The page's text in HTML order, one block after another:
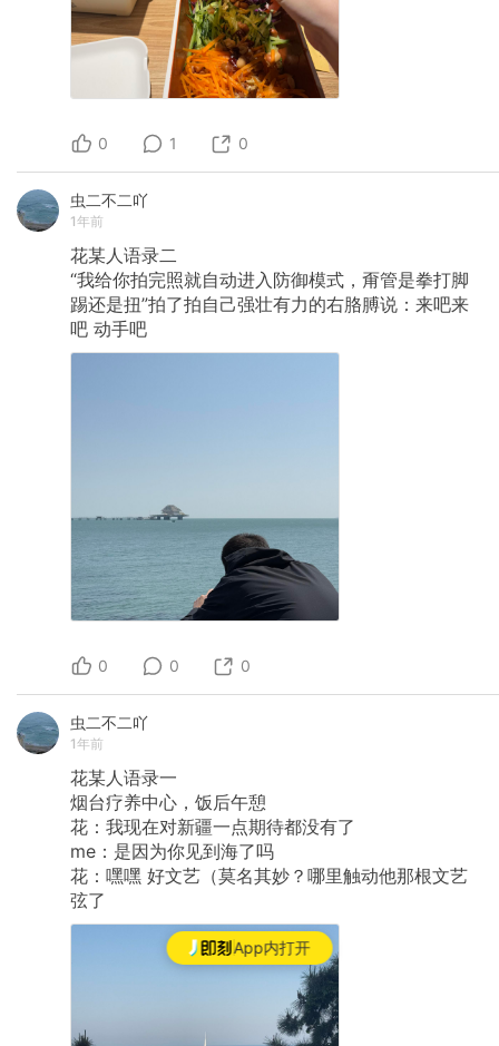
App内打开
0 1 0
虫二不二吖
1年前
花某人语录二
“我给你拍完照就自动进入防御模式，甭管是拳打脚
踢还是扭”拍了拍自己强壮有力的右胳膊说：来吧来
吧 动手吧
0 0 0
虫二不二吖
1年前
花某人语录一
烟台疗养中心，饭后午憩
花：我现在对新疆一点期待都没有了
me：是因为你见到海了吗
花：嘿嘿 好文艺（莫名其妙？哪里触动他那根文艺
弦了